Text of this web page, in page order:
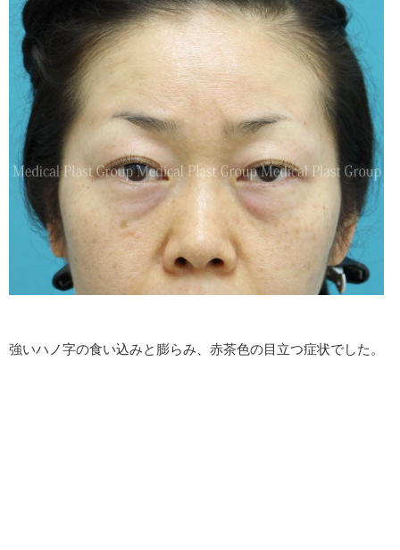
強いハノ字の食い込みと膨らみ、赤茶色の目立つ症状でした。